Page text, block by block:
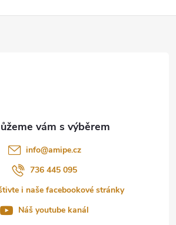
info@amipe.cz
736 445 095
i naše facebookové stránky
Náš youtube kanál